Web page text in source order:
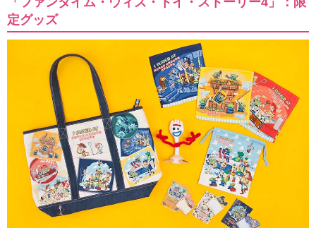
定グッズ